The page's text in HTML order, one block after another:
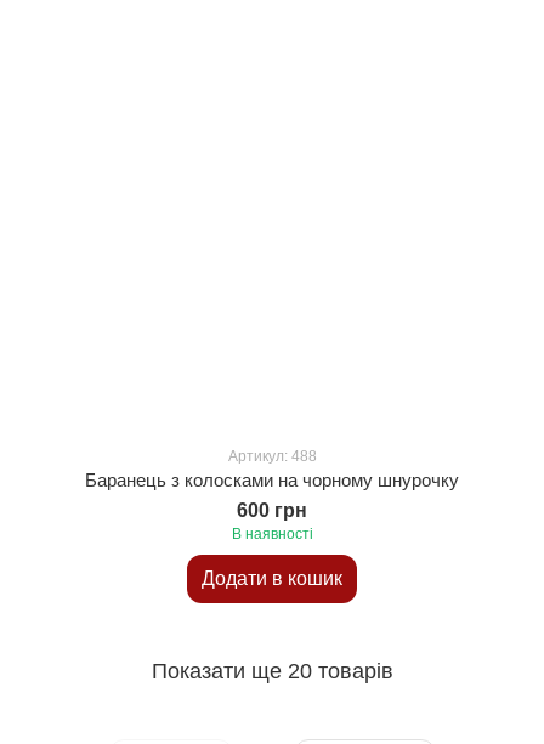
Артикул: 488
Баранець з колосками на чорному шнурочку
600 грн
В наявності
Додати в кошик
Показати ще 20 товарів